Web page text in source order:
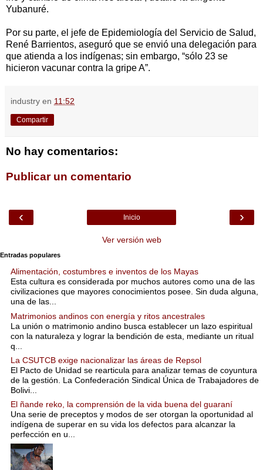
Yubanuré.
Por su parte, el jefe de Epidemiología del Servicio de Salud,
René Barrientos, aseguró que se envió una delegación para
que atienda a los indígenas; sin embargo, “sólo 23 se
hicieron vacunar contra la gripe A”.
industry en 11:52
Compartir
No hay comentarios:
Publicar un comentario
‹ ›
Inicio
Ver versión web
Entradas populares
Alimentación, costumbres e inventos de los Mayas
Esta cultura es considerada por muchos autores como una de las
civilizaciones que mayores conocimientos posee. Sin duda alguna,
una de las...
Matrimonios andinos con energía y ritos ancestrales
La unión o matrimonio andino busca establecer un lazo espiritual
con la naturaleza y lograr la bendición de esta, mediante un ritual
q...
La CSUTCB exige nacionalizar las áreas de Repsol
El Pacto de Unidad se rearticula para analizar temas de coyuntura
de la gestión. La Confederación Sindical Única de Trabajadores de
Bolivi...
El ñande reko, la comprensión de la vida buena del guaraní
Una serie de preceptos y modos de ser otorgan la oportunidad al
indígena de superar en su vida los defectos para alcanzar la
perfección en u...